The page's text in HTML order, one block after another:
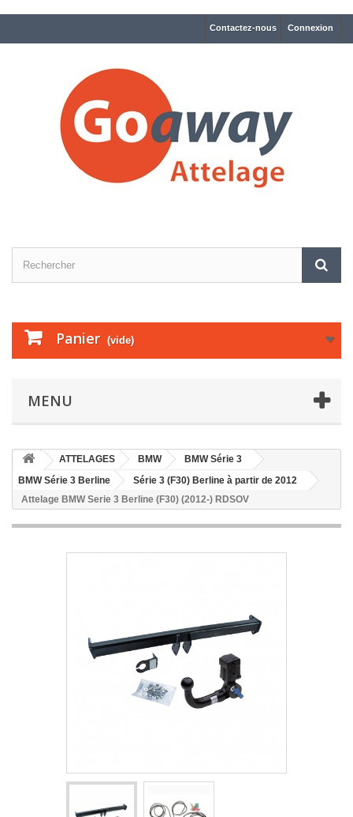
Connexion
Contactez-nous
Panier (vide)
MENU
ATTELAGES BMW
BMW Série 3
BMW Série 3 Berline
Série 3 (F30) Berline à partir de 2012
Attelage BMW Serie 3 Berline (F30) (2012-) RDSOV